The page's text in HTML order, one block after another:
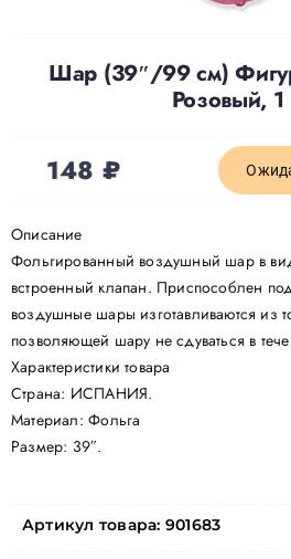
Политика
Шар (39″/99 см)
Розовый, 1
148₽
Описание
Фольгированный воздушный шар в
встроенный клапан. Приспособлен
воздушные шары изготавливаются из
позволяющей шару не сдуваться в
Характеристики товара
Страна: ИСПАНИЯ.
Материал: Фольга
Размер: 39″.
Артикул товара: 901683